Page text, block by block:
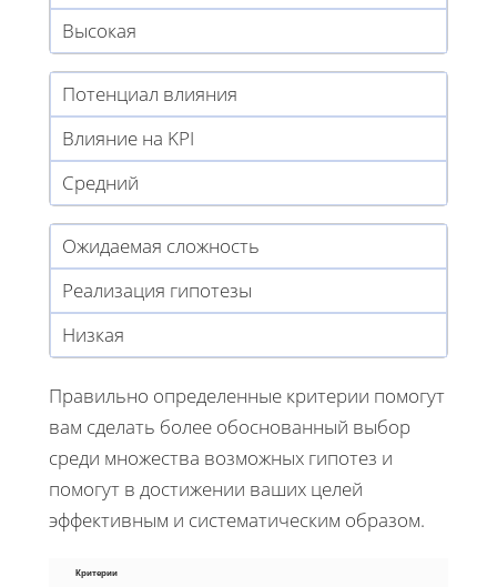
Высокая
Потенциал влияния
Влияние на KPI
Средний
Ожидаемая сложность
Реализация гипотезы
Низкая
Правильно определенные критерии помогут
вам сделать более обоснованный выбор
среди множества возможных гипотез и
помогут в достижении ваших целей
эффективным и систематическим образом.
Критерии